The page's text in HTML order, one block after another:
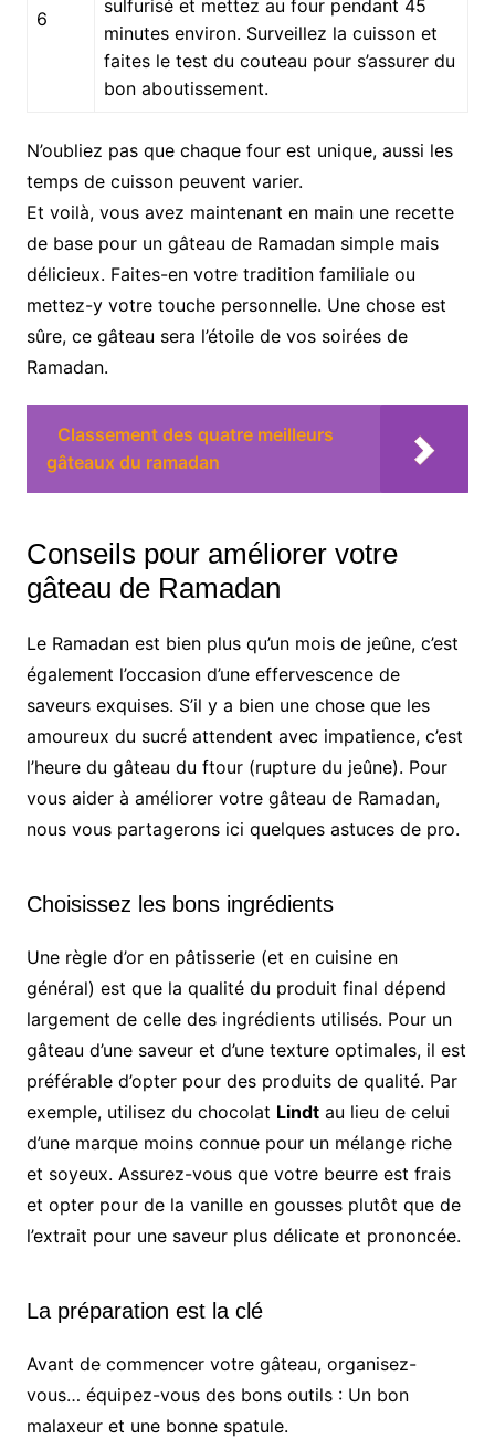
6
sulfurisé et mettez au four pendant 45
minutes environ. Surveillez la cuisson et
faites le test du couteau pour s’assurer du
bon aboutissement.
N’oubliez pas que chaque four est unique, aussi les
temps de cuisson peuvent varier.
Et voilà, vous avez maintenant en main une recette
de base pour un gâteau de Ramadan simple mais
délicieux. Faites-en votre tradition familiale ou
mettez-y votre touche personnelle. Une chose est
sûre, ce gâteau sera l’étoile de vos soirées de
Ramadan.
Classement des quatre meilleurs
gâteaux du ramadan
Conseils pour améliorer votre
gâteau de Ramadan
Le Ramadan est bien plus qu’un mois de jeûne, c’est
également l’occasion d’une effervescence de
saveurs exquises. S’il y a bien une chose que les
amoureux du sucré attendent avec impatience, c’est
l’heure du gâteau du ftour (rupture du jeûne). Pour
vous aider à améliorer votre gâteau de Ramadan,
nous vous partagerons ici quelques astuces de pro.
Choisissez les bons ingrédients
Une règle d’or en pâtisserie (et en cuisine en
général) est que la qualité du produit final dépend
largement de celle des ingrédients utilisés. Pour un
gâteau d’une saveur et d’une texture optimales, il est
préférable d’opter pour des produits de qualité. Par
exemple, utilisez du chocolat Lindtau lieu de celui
d’une marque moins connue pour un mélange riche
et soyeux. Assurez-vous que votre beurre est frais
et opter pour de la vanille en gousses plutôt que de
l’extrait pour une saveur plus délicate et prononcée.
La préparation est la clé
Avant de commencer votre gâteau, organisez-
vous… équipez-vous des bons outils : Un bon
malaxeur et une bonne spatule.